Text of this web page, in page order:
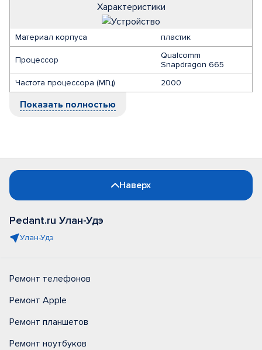
Характеристики
Материал корпуса пластик
Процессор
Qualcomm
Snapdragon 665
Частота процессора (МГц)
2000
Показать полностью
Наверх
Pedant.ru Улан-Удэ
Улан-Удэ
Ремонт телефонов
Ремонт Apple
Ремонт планшетов
Ремонт ноутбуков